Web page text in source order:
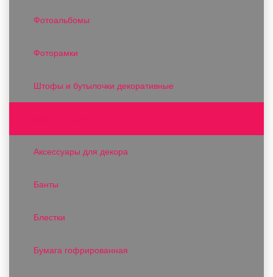
Фотоальбомы
Фоторамки
Штофы и бутылочки декоративные
Аксессуары для декора
Банты
Блестки
Бумага гофрированная